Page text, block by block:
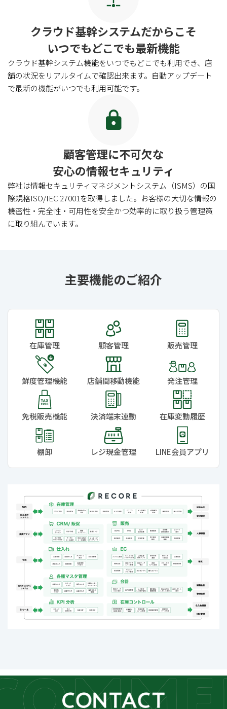
クラウド基幹システムだからこそ
いつでもどこでも最新機能
クラウド基幹システム機能をいつでもどこでも利用でき、店
舗の状況をリアルタイムで確認出来ます。自動アップデート
で最新の機能がいつでも利用可能です。
顧客管理に不可欠な
安心の情報セキュリティ
弊社は情報セキュリティマネジメントシステム（ISMS）の国
際規格ISO/IEC 27001を取得しました。お客様の大切な情報の
機密性・完全性・可用性を安全かつ効率的に取り扱う管理策
に取り組んでいます。
主要機能のご紹介
在庫管理 顧客管理 販売管理
鮮度管理機能 店舗間移動機能 発注管理
免税販売機能 決済端末連動 在庫変動履歴
棚卸 レジ現金管理 LINE会員アプリ
小売業の方向けサービス
資料ダウンロードの一覧へ
forReuse中古買取業者向けサービス
資料ダウンロードの一覧へ
小売業の方向けサービス
お問い合わせフォームへ
forReuse中古買取業者向けサービス
お問い合わせフォームへ